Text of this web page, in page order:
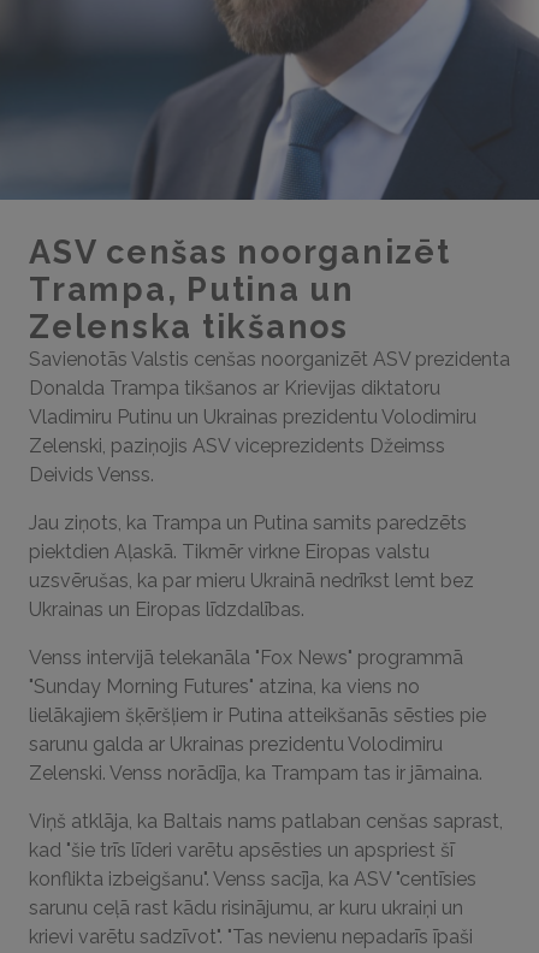
ASV cenšas noorganizēt
Trampa, Putina un
Zelenska tikšanos
Savienotās Valstis cenšas noorganizēt ASV prezidenta
Donalda Trampa tikšanos ar Krievijas diktatoru
Vladimiru Putinu un Ukrainas prezidentu Volodimiru
Zelenski, paziņojis ASV viceprezidents Džeimss
Deivids Venss.
Jau ziņots, ka Trampa un Putina samits paredzēts
piektdien Aļaskā. Tikmēr virkne Eiropas valstu
uzsvērušas, ka par mieru Ukrainā nedrīkst lemt bez
Ukrainas un Eiropas līdzdalības.
Venss intervijā telekanāla "Fox News" programmā
"Sunday Morning Futures" atzina, ka viens no
lielākajiem šķēršļiem ir Putina atteikšanās sēsties pie
sarunu galda ar Ukrainas prezidentu Volodimiru
Zelenski. Venss norādīja, ka Trampam tas ir jāmaina.
Viņš atklāja, ka Baltais nams patlaban cenšas saprast,
kad "šie trīs līderi varētu apsēsties un apspriest šī
konflikta izbeigšanu". Venss sacīja, ka ASV "centīsies
sarunu ceļā rast kādu risinājumu, ar kuru ukraiņi un
krievi varētu sadzīvot". "Tas nevienu nepadarīs īpaši